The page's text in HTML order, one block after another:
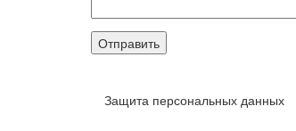
Отправить
Защита персональных данных